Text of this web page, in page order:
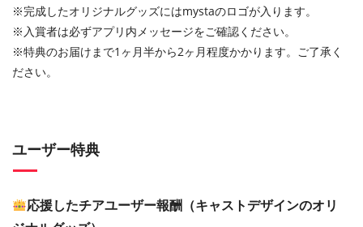
※完成したオリジナルグッズにはmystaのロゴが入ります。
※入賞者は必ずアプリ内メッセージをご確認ください。
※特典のお届けまで1ヶ月半から2ヶ月程度かかります。ご了承く
ださい。
ユーザー特典
応援したチアユーザー報酬（キャストデザインのオリ